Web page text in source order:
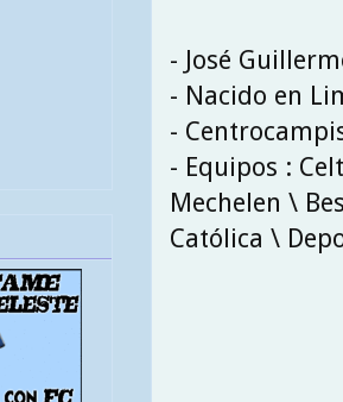
- José
- Nacido en
-
- Equipos :
Mechelen \
Católica \